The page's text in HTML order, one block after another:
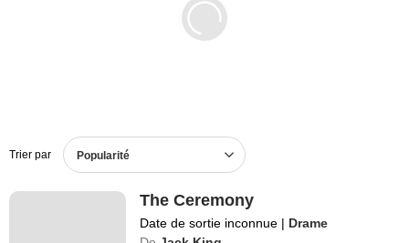
Trier par Popularité
The Ceremony
Date de sortie inconnue | Drame